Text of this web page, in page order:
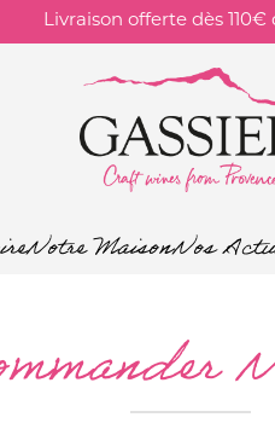
Livraison offerte dès 110€
Notre MaisonNos